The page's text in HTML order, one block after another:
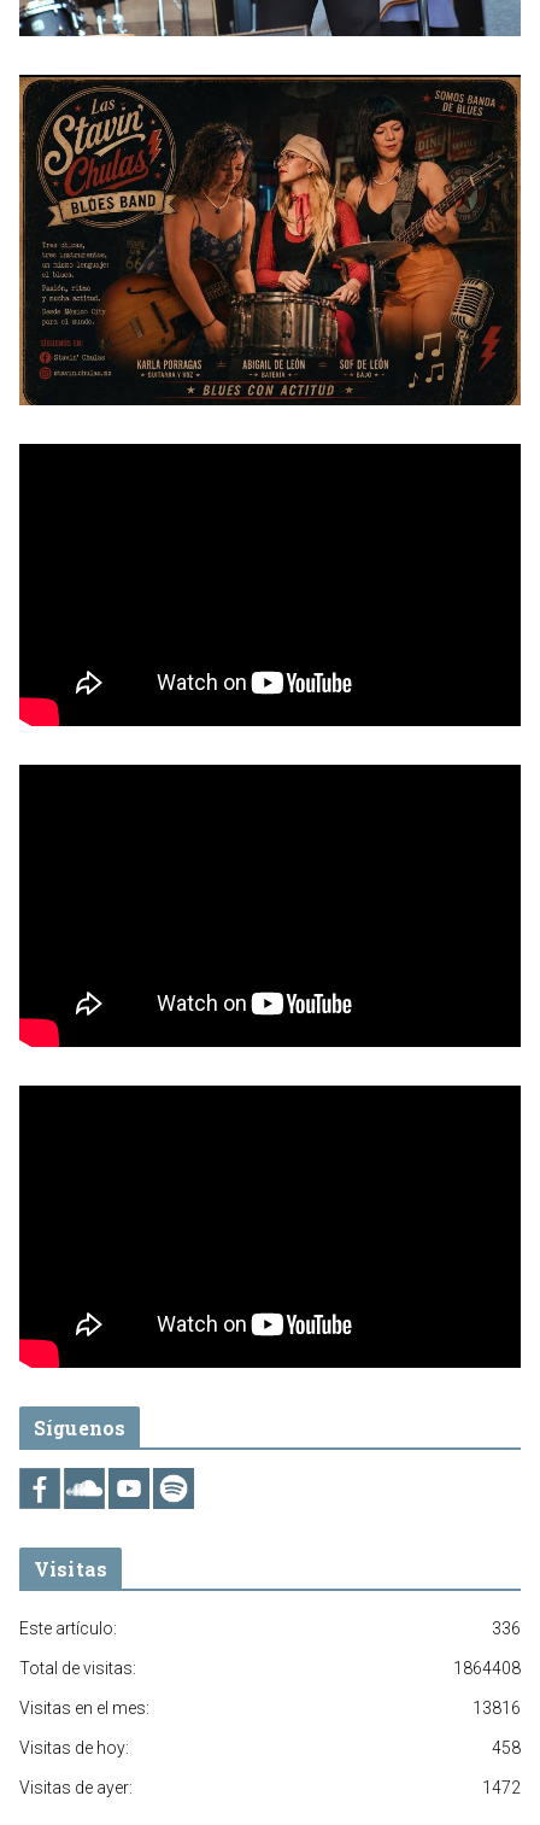
Síguenos
Visitas
336
Este artículo:
1864408
Total de visitas:
13816
Visitas en el mes:
458
Visitas de hoy:
1472
Visitas de ayer: